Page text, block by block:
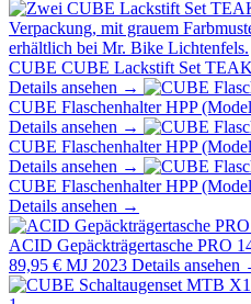
CUBE CUBE Lackstift Set
Details ansehen →
CUBE Flaschenhalter HPP
Details ansehen →
CUBE Flaschenhalter HPP
Details ansehen →
CUBE Flaschenhalter HPP
Details ansehen →
ACID Gepäckträgertasche PRO
89,95 € MJ 2023 Details ansehen